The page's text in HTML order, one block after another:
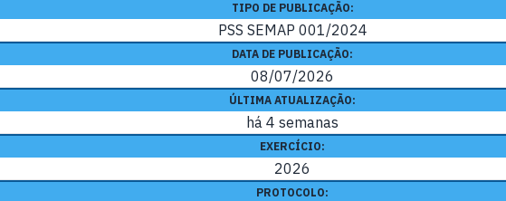
TIPO DE PUBLICAÇÃO:
PSS SEMAP 001/2024
DATA DE PUBLICAÇÃO:
08/07/2026
ÚLTIMA ATUALIZAÇÃO:
há 4 semanas
EXERCÍCIO:
2026
PROTOCOLO: